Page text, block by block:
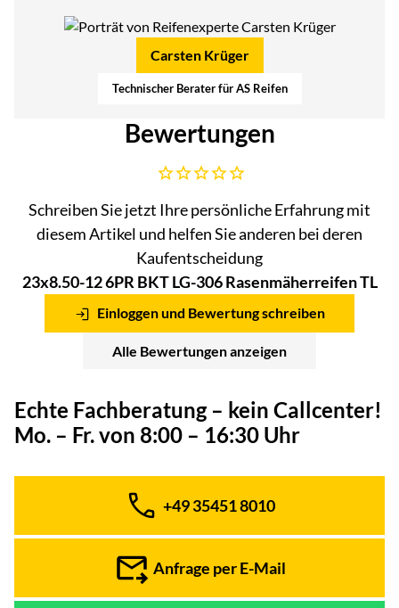
Carsten Krüger
Technischer Berater für AS Reifen
Bewertungen
Noch keine Bewertungen abgegeben
Schreiben Sie jetzt Ihre persönliche Erfahrung mit
diesem Artikel und helfen Sie anderen bei deren
Kaufentscheidung
23x8.50-12 6PR BKT LG-306 Rasenmäherreifen TL
Einloggen und Bewertung schreiben
Alle Bewertungen anzeigen
Echte Fachberatung – kein Callcenter!
Mo. – Fr. von 8:00 – 16:30 Uhr
Telefon:
+49 35451 8010
Anfrage per E-Mail